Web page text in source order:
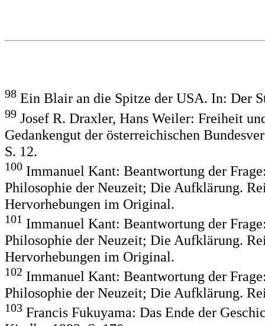
98 Ein Blair an die Spitze der USA. In: Der
99 Josef R. Draxler, Hans Weiler: Freiheit
Gedankengut der österreichischen
S. 12.
100 Immanuel Kant: Beantwortung der
Philosophie der Neuzeit; Die Aufklärung.
Hervorhebungen im Original.
101 Immanuel Kant: Beantwortung der
Philosophie der Neuzeit; Die Aufklärung.
Hervorhebungen im Original.
102 Immanuel Kant: Beantwortung der
Philosophie der Neuzeit; Die Aufklärung.
103 Francis Fukuyama: Das Ende der